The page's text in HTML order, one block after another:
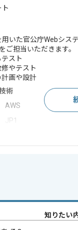
用いた官公庁Webシス
ご担当いただきます。
スト
やテスト
画や設計
術
AWS
JP1
用いたデータ移行やバ
テスト経験
知りたい